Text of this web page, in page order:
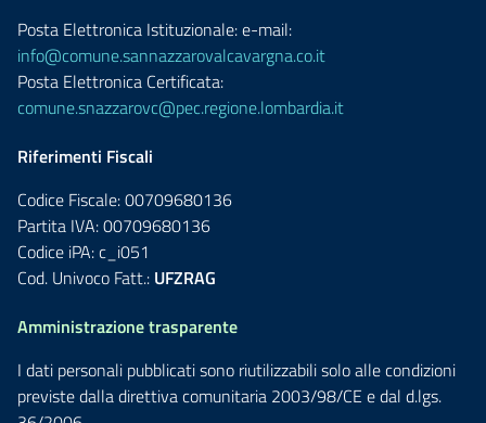
Posta Elettronica Istituzionale: e-mail:
info@comune.sannazzarovalcavargna.co.it
Posta Elettronica Certificata:
comune.snazzarovc@pec.regione.lombardia.it
Riferimenti Fiscali
Codice Fiscale: 00709680136
Partita IVA: 00709680136
Codice iPA: c_i051
Cod. Univoco Fatt.: UFZRAG
Amministrazione trasparente
I dati personali pubblicati sono riutilizzabili solo alle condizioni
previste dalla direttiva comunitaria 2003/98/CE e dal d.lgs.